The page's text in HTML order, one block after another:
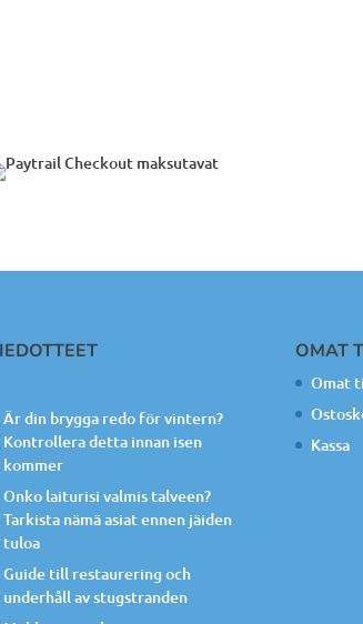
Är din brygga redo för vintern?
Kontrollera detta innan isen
kommer
Onko laiturisi valmis talveen?
Tarkista nämä asiat ennen jäiden
tuloa
Guide till restaurering och
underhåll av stugstranden
OMAT
Omat
Kassa